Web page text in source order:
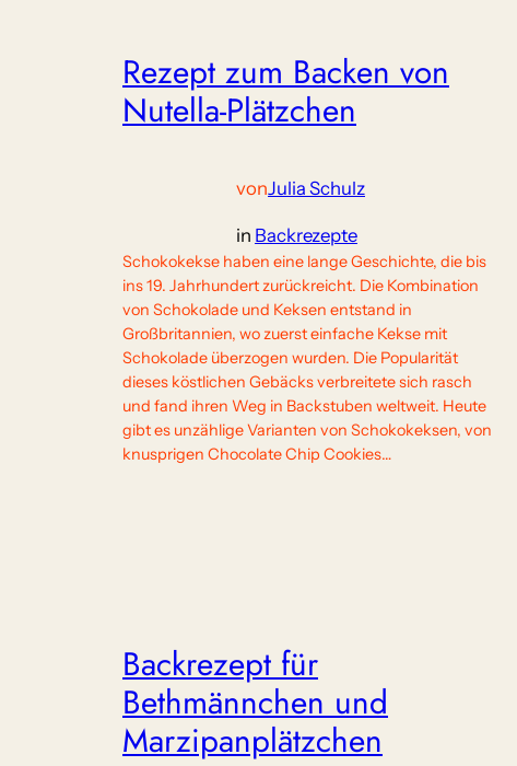
Rezept zum Backen von
Nutella-Plätzchen
vonJulia Schulz
in Backrezepte
Schokokekse haben eine lange Geschichte, die bis
ins 19. Jahrhundert zurückreicht. Die Kombination
von Schokolade und Keksen entstand in
Großbritannien, wo zuerst einfache Kekse mit
Schokolade überzogen wurden. Die Popularität
dieses köstlichen Gebäcks verbreitete sich rasch
und fand ihren Weg in Backstuben weltweit. Heute
gibt es unzählige Varianten von Schokokeksen, von
knusprigen Chocolate Chip Cookies…
Backrezept für
Bethmännchen und
Marzipanplätzchen